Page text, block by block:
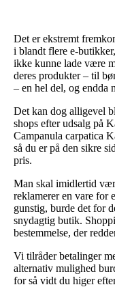
Det er ekstremt
i blandt flere e-
ikke kunne lade være
deres produkter – til
– en hel del, og endda
Det kan dog alligevel
shops efter udsalg på
Campanula carpatica
så du er på den sikre
pris.
Man skal imidlertid
reklamerer en vare for
gunstig, burde det for
snydagtig butik.
bestemmelse, der
Vi tilråder betalinger
alternativ mulighed
for så vidt du higer